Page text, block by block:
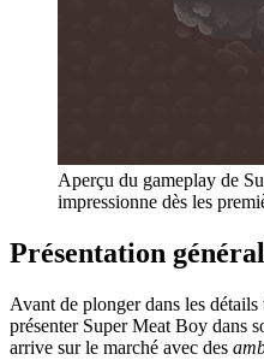
Aperçu du gameplay de
impressionne dès les
Présentation
Avant de plonger dans les
présenter Super Meat Boy dans
arrive sur le marché avec des